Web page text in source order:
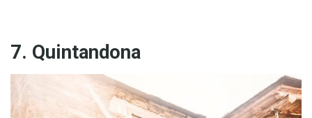
7. Quintandona